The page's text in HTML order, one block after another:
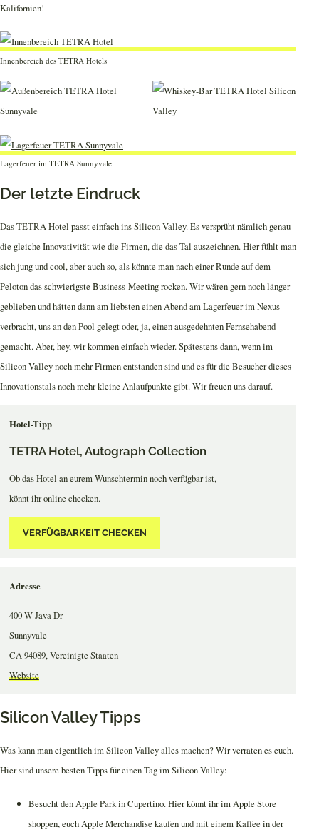
Kalifornien!
Innenbereich des TETRA Hotels
Lagerfeuer im TETRA Sunnyvale
Der letzte Eindruck
Das TETRA Hotel passt einfach ins Silicon Valley. Es versprüht nämlich genau
die gleiche Innovativität wie die Firmen, die das Tal auszeichnen. Hier fühlt man
sich jung und cool, aber auch so, als könnte man nach einer Runde auf dem
Peloton das schwierigste Business-Meeting rocken. Wir wären gern noch länger
geblieben und hätten dann am liebsten einen Abend am Lagerfeuer im Nexus
verbracht, uns an den Pool gelegt oder, ja, einen ausgedehnten Fernsehabend
gemacht. Aber, hey, wir kommen einfach wieder. Spätestens dann, wenn im
Silicon Valley noch mehr Firmen entstanden sind und es für die Besucher dieses
Innovationstals noch mehr kleine Anlaufpunkte gibt. Wir freuen uns darauf.
Hotel-Tipp
TETRA Hotel, Autograph Collection
Ob das Hotel an eurem Wunschtermin noch verfügbar ist,
könnt ihr online checken.
VERFÜGBARKEIT CHECKEN
Adresse
400 W Java Dr
Sunnyvale
CA 94089, Vereinigte Staaten
Website
Silicon Valley Tipps
Was kann man eigentlich im Silicon Valley alles machen? Wir verraten es euch.
Hier sind unsere besten Tipps für einen Tag im Silicon Valley:
Besucht den Apple Park in Cupertino. Hier könnt ihr im Apple Store
shoppen, euch Apple Merchandise kaufen und mit einem Kaffee in der